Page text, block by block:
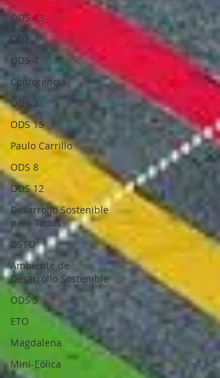
ODS 13
CO2
ODS 4
Conferencia
ODS 2
ODS 15
Paulo Carrillo
ODS 8
ODS 12
Desarrollo Sostenible
para Todos
DSTO
Ambiente de
Desarrollo Sostenible
ODS 3
ETO
Magdalena
Mini-Eólica